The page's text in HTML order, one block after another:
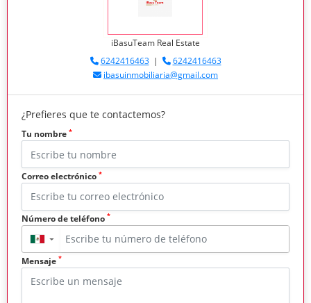
iBasuTeam Real Estate
6242416463|
6242416463
ibasuinmobiliaria@gmail.com
¿Prefieres que te contactemos?
Tu nombre *
Correo electrónico *
Número de teléfono *
▼
Mensaje *